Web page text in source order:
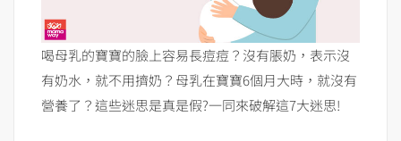
喝母乳的寶寶的臉上容易長痘痘？沒有脹奶，表示沒
有奶水，就不用擠奶？母乳在寶寶6個月大時，就沒有
營養了？這些迷思是真是假?一同來破解這7大迷思!